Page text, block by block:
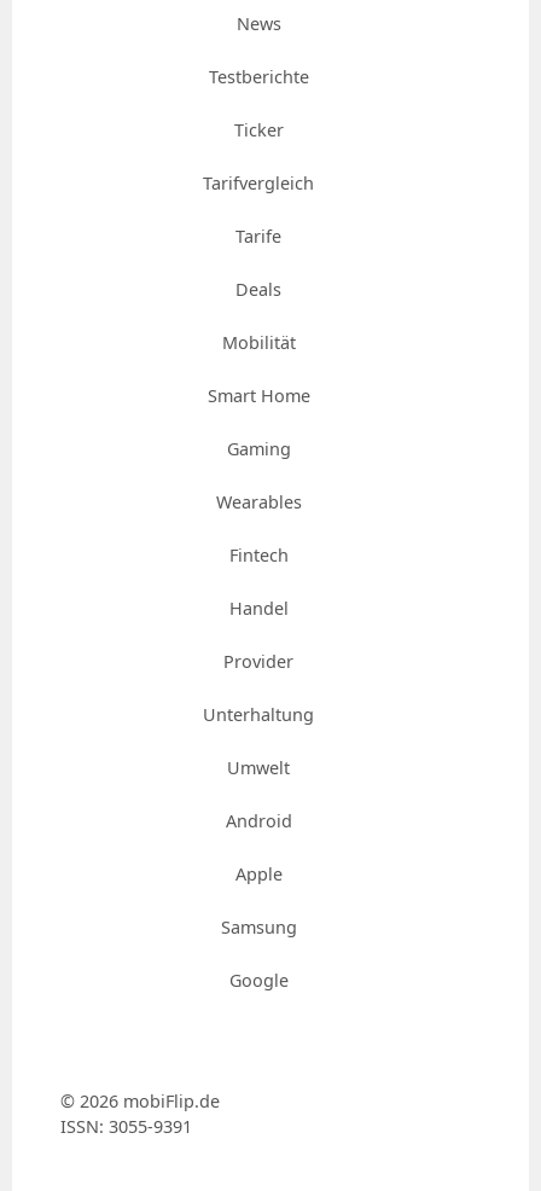
News
Testberichte
Ticker
Tarifvergleich
Tarife
Deals
Mobilität
Smart Home
Gaming
Wearables
Fintech
Handel
Provider
Unterhaltung
Umwelt
Android
Apple
Samsung
Google
© 2026 mobiFlip.de
ISSN: 3055-9391